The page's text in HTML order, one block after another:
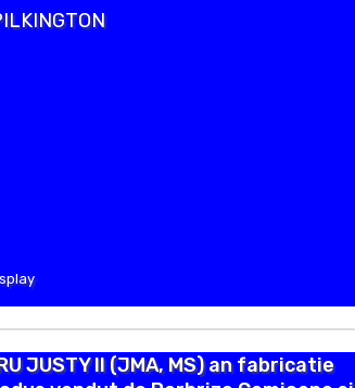
JUSTY II (JMA, MS) an fabricatie